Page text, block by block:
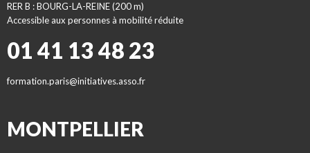
RER B : BOURG-LA-REINE (200 m)
Accessible aux personnes à mobilité réduite
01 41 13 48 23
formation.paris@initiatives.asso.fr
MONTPELLIER